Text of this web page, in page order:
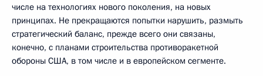
числе на технологиях нового поколения, на новых
принципах. Не прекращаются попытки нарушить, размыть
стратегический баланс, прежде всего они связаны,
конечно, с планами строительства противоракетной
обороны США, в том числе и в европейском сегменте.